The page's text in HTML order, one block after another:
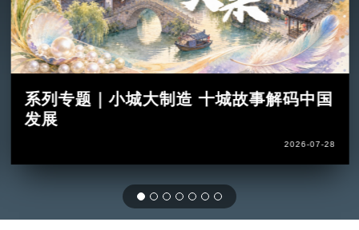
系列专题｜小城大制造 十城故事解码中国
发展
2026-07-28